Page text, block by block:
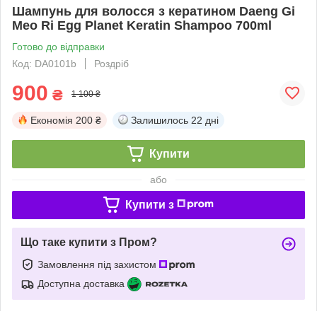
Шампунь для волосся з кератином Daeng Gi
Meo Ri Egg Planet Keratin Shampoo 700ml
Готово до відправки
Код: DA0101b
Роздріб
900 ₴ 1 100 ₴
Економія 200 ₴ Залишилось 22 дні
Купити
або
Купити з
Що таке купити з Пром?
Замовлення під захистом
Доступна доставка